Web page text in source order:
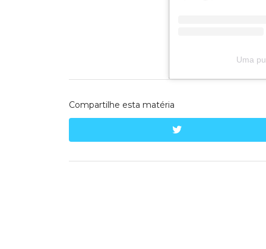
Uma
Compartilhe esta matéria